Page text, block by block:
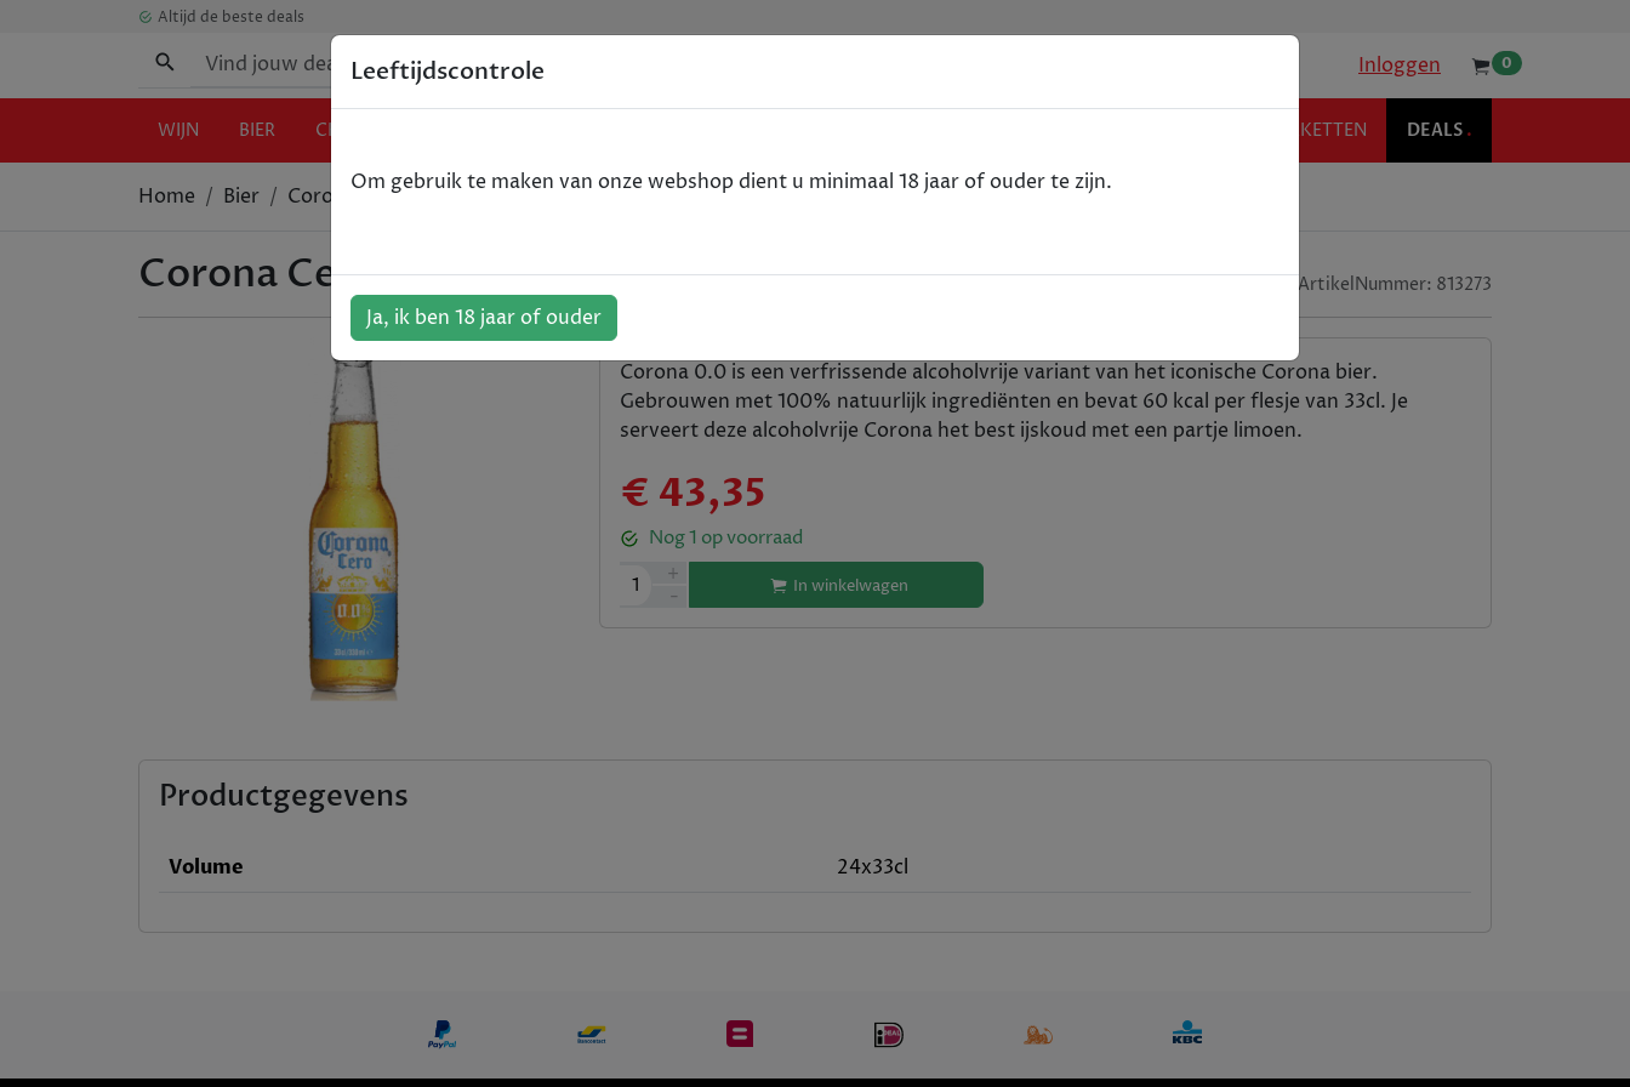
Altijd de beste deals
Inloggen 0
WIJN BIER CHAMPAGNE RELATIEPAKKETTEN DEALS .
Home Bier Corona Cero 0.0% - 24x33cl
Corona Cero 0.0% - 24x33cl ArtikelNummer: 813273
Corona 0.0 is een verfrissende alcoholvrije variant van het iconische Corona bier.
Gebrouwen met 100% natuurlijk ingrediënten en bevat 60 kcal per flesje van 33cl. Je
serveert deze alcoholvrije Corona het best ijskoud met een partje limoen.
€ 43,35
Nog1 op voorraad
1
+
-
In winkelwagen
Productgegevens
Volume 24x33cl
Leeftijdscontrole
Om gebruik te maken van onze webshop dient u minimaal 18 jaar of ouder te zijn.
Ja, ik ben 18 jaar of ouder